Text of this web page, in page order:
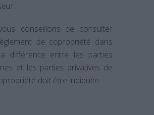
conseillons de consulter
de copropriété dans
différence entre les parties
et les parties privatives de
doit être indiquée.